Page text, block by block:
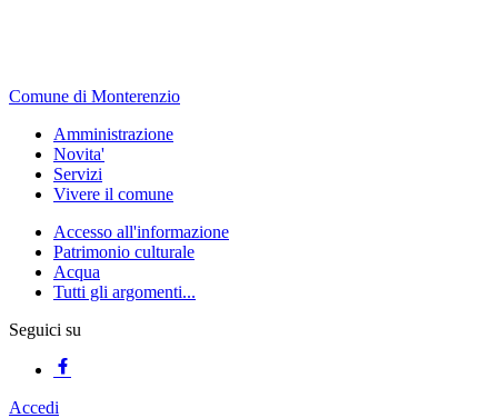
Comune di Monterenzio
Amministrazione
Novita'
Servizi
Vivere il comune
Accesso all'informazione
Patrimonio culturale
Acqua
Tutti gli argomenti...
Seguici su
Accedi